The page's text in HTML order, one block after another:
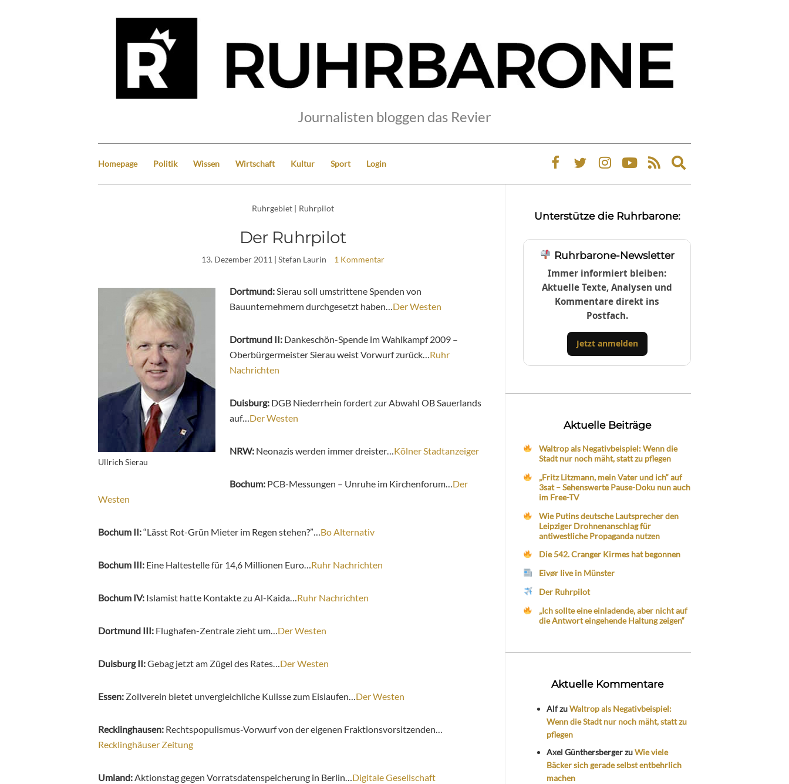
Journalisten bloggen das Revier
Homepage Politik Wissen Wirtschaft Kultur Sport Login
Expand
search
Ruhrgebiet | Ruhrpilot
Der Ruhrpilot
13. Dezember 2011 | Stefan Laurin 1 Kommentar
Ullrich Sierau
Dortmund: Sierau soll umstrittene Spenden von
Bauunternehmern durchgesetzt haben… Der Westen
Dortmund II: Dankeschön-Spende im Wahlkampf 2009 –
Oberbürgermeister Sierau weist Vorwurf zurück… Ruhr
Nachrichten
Duisburg: DGB Niederrhein fordert zur Abwahl OB Sauerlands
auf… Der Westen
NRW: Neonazis werden immer dreister… Kölner Stadtanzeiger
Bochum: PCB-Messungen – Unruhe im Kirchenforum… Der
Westen
Bochum II:“Lässt Rot-Grün Mieter im Regen stehen?”… Bo Alternativ
Bochum III: Eine Haltestelle für 14,6 Millionen Euro… Ruhr Nachrichten
Bochum IV: Islamist hatte Kontakte zu Al-Kaida… Ruhr Nachrichten
Dortmund III: Flughafen-Zentrale zieht um… Der Westen
Duisburg II:Gebag jetzt am Zügel des Rates… Der Westen
Essen: Zollverein bietet unvergleichliche Kulisse zum Eislaufen… Der Westen
Recklinghausen: Rechtspopulismus-Vorwurf von der eigenen Fraktionsvorsitzenden…
Recklinghäuser Zeitung
Umland: Aktionstag gegen Vorratsdatenspeicherung in Berlin… Digitale Gesellschaft
Unterstütze die Ruhrbarone:
Ruhrbarone-Newsletter
Immer informiert bleiben:
Aktuelle Texte, Analysen und
Kommentare direkt ins
Postfach.
Jetzt anmelden
Aktuelle Beiträge
Waltrop als Negativbeispiel: Wenn die
Stadt nur noch mäht, statt zu pflegen
„Fritz Litzmann, mein Vater und ich“ auf
3sat – Sehenswerte Pause-Doku nun auch
im Free-TV
Wie Putins deutsche Lautsprecher den
Leipziger Drohnenanschlag für
antiwestliche Propaganda nutzen
Die 542. Cranger Kirmes hat begonnen
Eivør live in Münster
Der Ruhrpilot
„Ich sollte eine einladende, aber nicht auf
die Antwort eingehende Haltung zeigen“
Aktuelle Kommentare
AlfzuWaltrop als Negativbeispiel:
Wenn die Stadt nur noch mäht, statt zu
pflegen
Axel GünthersbergerzuWie viele
Bäcker sich gerade selbst entbehrlich
machen